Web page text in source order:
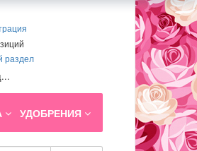
раздел
УДОБРЕНИЯ